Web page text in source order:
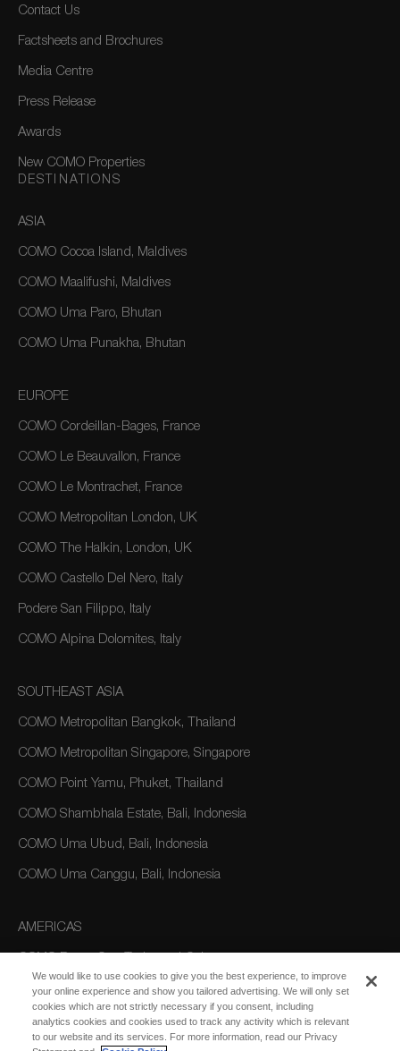
Contact Us
Factsheets and Brochures
Media Centre
Press Release
Awards
New COMO Properties
DESTINATIONS
ASIA
COMO Cocoa Island, Maldives
COMO Maalifushi, Maldives
COMO Uma Paro, Bhutan
COMO Uma Punakha, Bhutan
EUROPE
COMO Cordeillan-Bages, France
COMO Le Beauvallon, France
COMO Le Montrachet, France
COMO Metropolitan London, UK
COMO The Halkin, London, UK
COMO Castello Del Nero, Italy
Podere San Filippo, Italy
COMO Alpina Dolomites, Italy
SOUTHEAST ASIA
COMO Metropolitan Bangkok, Thailand
COMO Metropolitan Singapore, Singapore
COMO Point Yamu, Phuket, Thailand
COMO Shambhala Estate, Bali, Indonesia
COMO Uma Ubud, Bali, Indonesia
COMO Uma Canggu, Bali, Indonesia
AMERICAS
AUSTRALIA/OCEANIA
COMO The Treasury, Perth
We would like to use cookies to give you the best experience, to improve
your online experience and show you tailored advertising. We will only set
cookies which are not strictly necessary if you consent, including
analytics cookies and cookies used to track any activity which is relevant
to our website and its services. For more information, read our Privacy